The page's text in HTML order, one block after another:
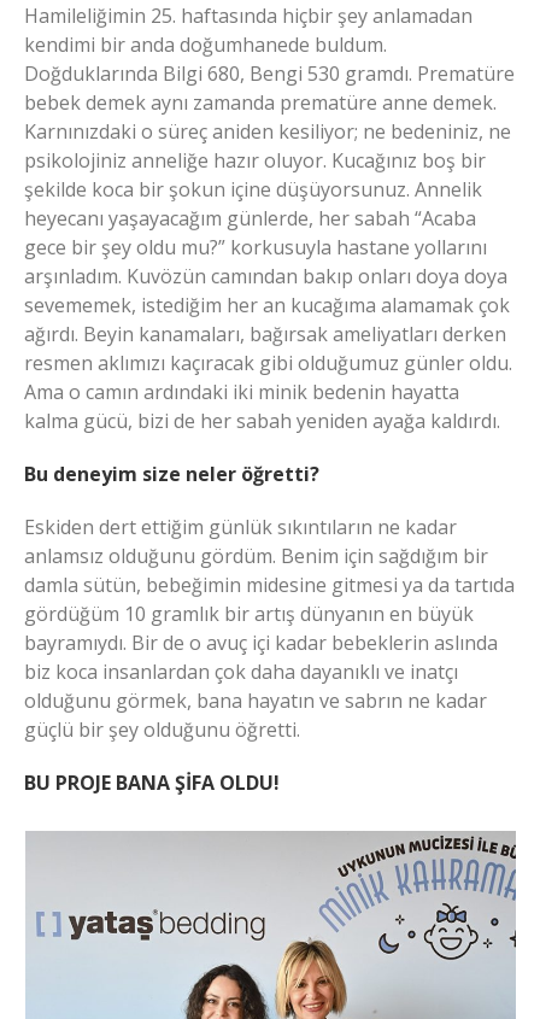
Hamileliğimin 25. haftasında hiçbir şey anlamadan
kendimi bir anda doğumhanede buldum.
Doğduklarında Bilgi 680, Bengi 530 gramdı. Prematüre
bebek demek aynı zamanda prematüre anne demek.
Karnınızdaki o süreç aniden kesiliyor; ne bedeniniz, ne
psikolojiniz anneliğe hazır oluyor. Kucağınız boş bir
şekilde koca bir şokun içine düşüyorsunuz. Annelik
heyecanı yaşayacağım günlerde, her sabah “Acaba
gece bir şey oldu mu?” korkusuyla hastane yollarını
arşınladım. Kuvözün camından bakıp onları doya doya
sevememek, istediğim her an kucağıma alamamak çok
ağırdı. Beyin kanamaları, bağırsak ameliyatları derken
resmen aklımızı kaçıracak gibi olduğumuz günler oldu.
Ama o camın ardındaki iki minik bedenin hayatta
kalma gücü, bizi de her sabah yeniden ayağa kaldırdı.
Bu deneyim size neler öğretti?
Eskiden dert ettiğim günlük sıkıntıların ne kadar
anlamsız olduğunu gördüm. Benim için sağdığım bir
damla sütün, bebeğimin midesine gitmesi ya da tartıda
gördüğüm 10 gramlık bir artış dünyanın en büyük
bayramıydı. Bir de o avuç içi kadar bebeklerin aslında
biz koca insanlardan çok daha dayanıklı ve inatçı
olduğunu görmek, bana hayatın ve sabrın ne kadar
güçlü bir şey olduğunu öğretti.
BU PROJE BANA ŞİFA OLDU!